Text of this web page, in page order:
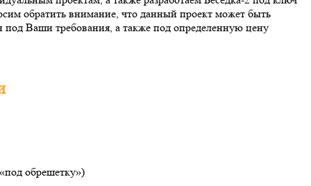
обратить внимание, что данный проект может быть
под Ваши требования, а также под определенную цену
обрешетку»)